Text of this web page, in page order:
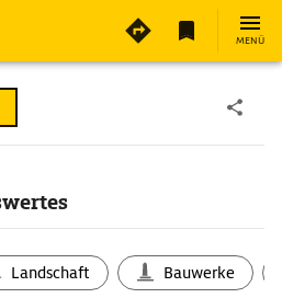
MENÜ
Landschaft Bauwerke